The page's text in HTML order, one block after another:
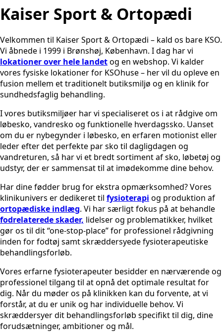
Kaiser Sport & Ortopædi
Velkommen til Kaiser Sport & Ortopædi – kald os bare KSO.
Vi åbnede i 1999 i Brønshøj, København. I dag har vi
lokationer over hele landetog en webshop. Vi kalder
vores fysiske lokationer for KSOhuse – her vil du opleve en
fusion mellem et traditionelt butiksmiljø og en klinik for
sundhedsfaglig behandling.
I vores butiksmiljøer har vi specialiseret os i at rådgive om
løbesko, vandresko og funktionelle hverdagssko. Uanset
om du er nybegynder i løbesko, en erfaren motionist eller
leder efter det perfekte par sko til dagligdagen og
vandreturen, så har vi et bredt sortiment af sko, løbetøj og
udstyr, der er sammensat til at imødekomme dine behov.
Har dine fødder brug for ekstra opmærksomhed? Vores
klinikunivers er dedikeret til fysioterapi og produktion af
ortopædiske indlæg. Vi har særligt fokus på at behandle
fodrelaterede skader, lidelser og problematikker, hvilket
gør os til dit “one-stop-place” for professionel rådgivning
inden for fodtøj samt skræddersyede fysioterapeutiske
behandlingsforløb.
Vores erfarne fysioterapeuter besidder en nærværende og
professionel tilgang til at opnå det optimale resultat for
dig. Når du møder os på klinikken kan du forvente, at vi
forstår, at du er unik og har individuelle behov. Vi
skræddersyer dit behandlingsforløb specifikt til dig, dine
forudsætninger, ambitioner og mål.